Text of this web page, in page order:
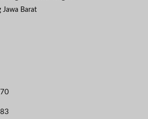
Jawa Barat